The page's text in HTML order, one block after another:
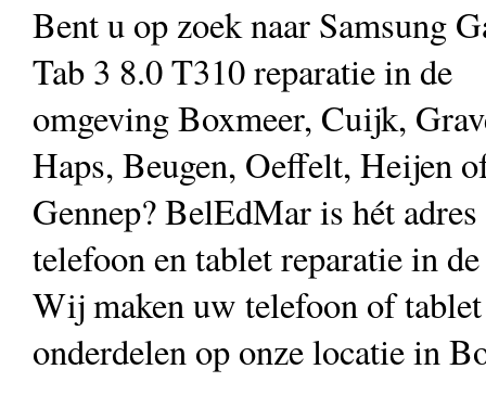
Bent u op zoek naar Samsung
Tab 3 8.0 T310 reparatie in de
omgeving Boxmeer, Cuijk,
Haps, Beugen, Oeffelt, Heijen
Gennep? BelEdMar is hét
telefoon en tablet reparatie in
Wij maken uw telefoon of
onderdelen op onze locatie in